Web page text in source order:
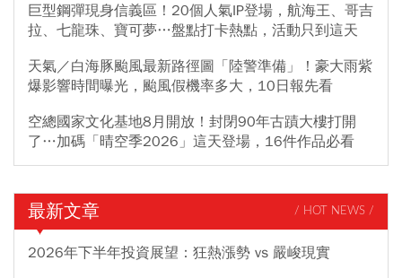
巨型鋼彈現身信義區！20個人氣IP登場，航海王、哥吉
拉、七龍珠、寶可夢…盤點打卡熱點，活動只到這天
天氣／白海豚颱風最新路徑圖「陸警準備」！豪大雨紫
爆影響時間曝光，颱風假機率多大，10日報先看
空總國家文化基地8月開放！封閉90年古蹟大樓打開
了…加碼「晴空季2026」這天登場，16件作品必看
最新文章 / HOT NEWS /
2026年下半年投資展望：狂熱漲勢 vs 嚴峻現實